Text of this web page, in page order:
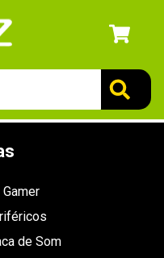
Gamer
de Som